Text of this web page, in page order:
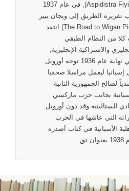
Aspidistra Flying), في عام 1937
تقريره الطريق إلى ويجان بيير
(The Road to Wigan Pier) انتقد
كلا من النظام الطبقي
والاشتراكية الإنجليزية,
وفي نهاية عام 1936 توجه أورويل
إسبانيا ليعمل مراسلا صحفيا
لصالح الجمهورية الثانية
بجانب حزب ماركسي
للستالينية وقد دون أورويل
التي عاشها في الحرب
الأسبانية في كتاب أصدره
تق